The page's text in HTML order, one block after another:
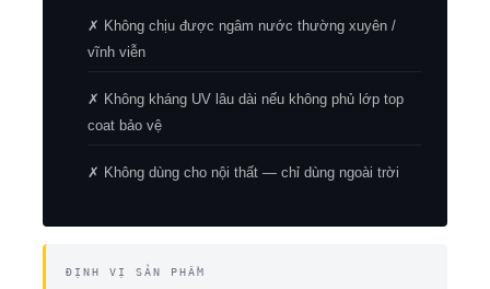
✗ Không chịu được ngâm nước thường xuyên /
vĩnh viễn
✗ Không kháng UV lâu dài nếu không phủ lớp top
coat bảo vệ
✗ Không dùng cho nội thất — chỉ dùng ngoài trời
ĐỊNH VỊ SẢN PHẨM